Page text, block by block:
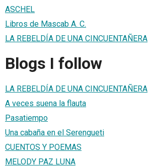
ASCHEL
Libros de Mascab A. C.
LA REBELDÍA DE UNA CINCUENTAÑERA
Blogs I follow
LA REBELDÍA DE UNA CINCUENTAÑERA
A veces suena la flauta
Pasatiempo
Una cabaña en el Serengueti
CUENTOS Y POEMAS
MELODY PAZ LUNA